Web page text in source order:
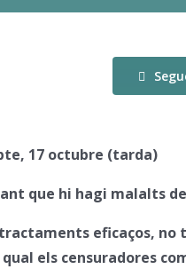
17 octubre (tarda)
que hi hagi malalts
eficaços, no
els censuradores